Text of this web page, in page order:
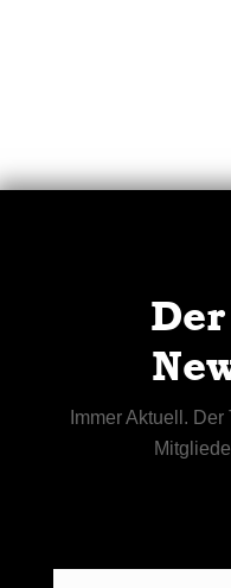
Immer Aktuell.